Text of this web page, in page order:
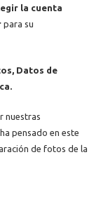
la cuenta
para su
Datos de
nuestras
pensado en este
de fotos de la